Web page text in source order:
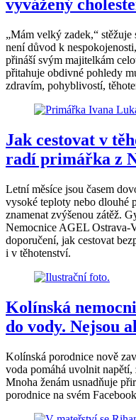
vyvážený
„Mám velký zadek,“
není důvod k
přináší svým majitelkám
přitahuje obdivné pohledy
zdravím, pohyblivostí,
Jak cestovat v
radí primářka z
Letní měsíce jsou časem
vysoké teploty nebo dlouhé
znamenat zvýšenou zátěž.
Nemocnice AGEL Ostrava-
doporučení, jak cestovat
i v těhotenství.
Kolínská
do vody. Nejsou
Kolínská porodnice nově
voda pomáhá uvolnit
Mnoha ženám usnadňuje
porodnice na svém